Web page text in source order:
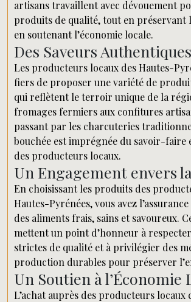
artisans travaillent avec dévouement
produits de qualité, tout en préservant
en soutenant l’économie locale.
Des Saveurs Authentiques
Les producteurs locaux des Hautes-
fiers de proposer une variété de
qui reflètent le terroir unique de la
fromages fermiers aux confitures
passant par les charcuteries
bouchée est imprégnée du savoir-faire
des producteurs locaux.
Un Engagement envers
En choisissant les produits des
Hautes-Pyrénées, vous avez
des aliments frais, sains et savoureux.
mettent un point d’honneur à
strictes de qualité et à privilégier des
production durables pour préserver
Un Soutien à l’Économie
L’achat auprès des producteurs locaux